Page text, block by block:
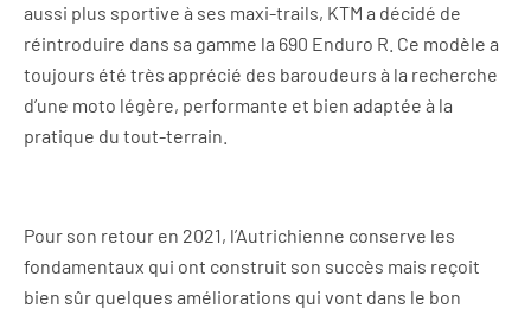
aussi plus sportive à ses maxi-trails, KTM a décidé de
réintroduire dans sa gamme la 690 Enduro R. Ce modèle a
toujours été très apprécié des baroudeurs à la recherche
d’une moto légère, performante et bien adaptée à la
pratique du tout-terrain.
Pour son retour en 2021, l’Autrichienne conserve les
fondamentaux qui ont construit son succès mais reçoit
bien sûr quelques améliorations qui vont dans le bon